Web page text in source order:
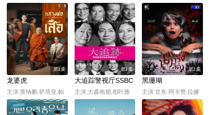
市,岛田久作,宇野祥平,
香椎由宇,吉冈里帆,鹿
贺丈史,森川葵,菊地姬
奈,高岛政宏,浦井梨广,
深津绘里
第1集
龙婆虎
主演:查纳鹏·萨塔亚,帕
塔查雅·平莎莫
第1集
大追踪警视厅SSBC
强行犯系第二季
主演:大森南朋,相叶雅
纪,松下奈绪
第1集
黑珊瑚
主演:甘东·阿卡赞,拉娜
帕·翁塔娜特